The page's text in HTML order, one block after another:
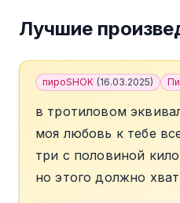
Лучшие
пироSHOK (16.03.2025)
в тротиловом
моя любовь к тебе
три с половиной
но этого должно